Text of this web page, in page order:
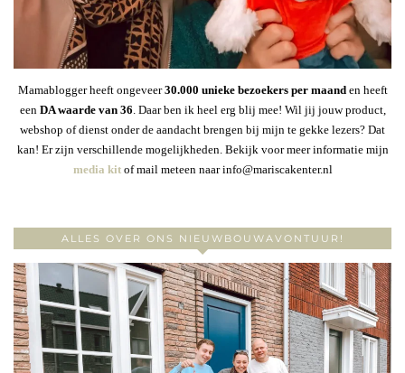
Mamablogger heeft ongeveer30.000 unieke bezoekers per maanden heeft
een DA waarde van 36 . Daar ben ik heel erg blij mee! Wil jij jouw product,
webshop of dienst onder de aandacht brengen bij mijn te gekke lezers? Dat
kan! Er zijn verschillende mogelijkheden. Bekijk voor meer informatie mijn
media kitof mail meteen naar info@mariscakenter.nl
ALLES OVER ONS NIEUWBOUWAVONTUUR!